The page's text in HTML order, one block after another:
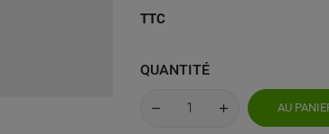
TTC
QUANTITÉ
AU